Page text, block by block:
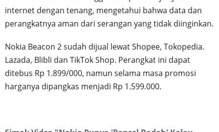
internet dengan tenang, mengetahui bahwa data dan
perangkatnya aman dari serangan yang tidak diinginkan.
Nokia Beacon 2 sudah dijual lewat Shopee, Tokopedia.
Lazada, Blibli dan TikTok Shop. Perangkat ini dapat
ditebus Rp 1.899/000, namun selama masa promosi
harganya dipangkas menjadi Rp 1.599.000.